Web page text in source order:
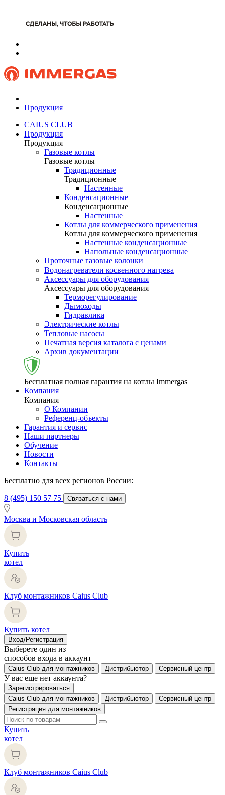
Продукция
CAIUS CLUB
Продукция
Продукция
Газовые котлы
Газовые котлы
Традиционные
Традиционные
Настенные
Конденсационные
Конденсационные
Настенные
Котлы для коммерческого применения
Котлы для коммерческого применения
Настенные конденсационные
Напольные конденсационные
Проточные газовые колонки
Водонагреватели косвенного нагрева
Аксессуары для оборудования
Аксессуары для оборудования
Терморегулирование
Дымоходы
Гидравлика
Электрические котлы
Тепловые насосы
Печатная версия каталога с ценами
Архив документации
Бесплатная полная гарантия на котлы Immergas
Компания
Компания
О Компании
Референц-объекты
Гарантия и сервис
Наши партнеры
Обучение
Новости
Контакты
Бесплатно для всех регионов России:
8 (495) 150 57 75 Связаться с нами
Москва и Московская область
Купить
котел
Клуб монтажников Caius Club
Купить котел
Вход/Регистрация
Выберете один из
способов входа в аккаунт
Caius Club для монтажников Дистрибьютор Сервисный центр
У вас еще нет аккаунта?
Зарегистрироваться
Caius Club для монтажников
Дистрибьютор
Сервисный центр
Регистрация для монтажников
Купить
котел
Клуб монтажников Caius Club